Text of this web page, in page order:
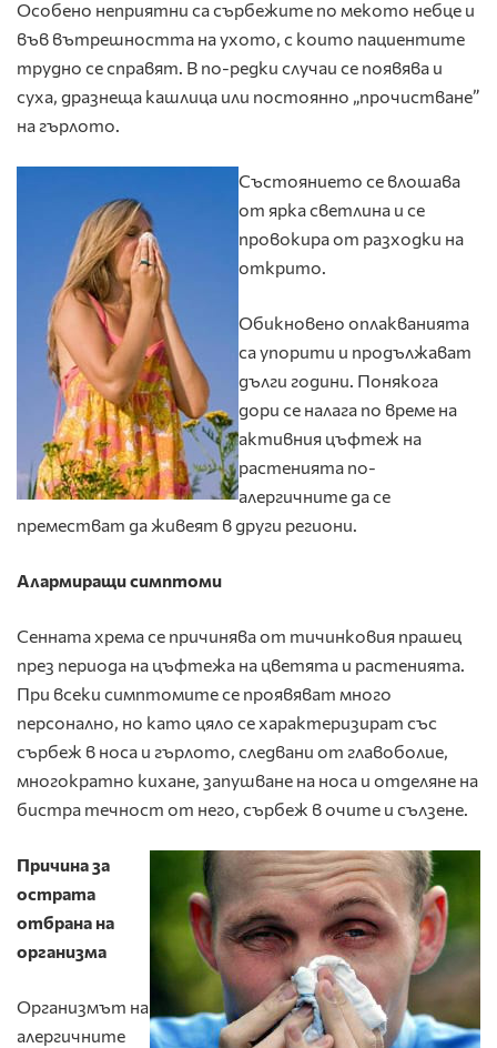
Особено неприятни са сърбежите по мекото небце и
във вътрешността на ухото, с които пациентите
трудно се справят. В по-редки случаи се появява и
суха, дразнеща кашлица или постоянно „прочистване”
на гърлото.
Състоянието се влошава
от ярка светлина и се
провокира от разходки на
открито.
Обикновено оплакванията
са упорити и продължават
дълги години. Понякога
дори се налага по време на
активния цъфтеж на
растенията по-
алергичните да се
преместват да живеят в други региони.
Алармиращисимптоми
Сенната хрема се причинява от тичинковия прашец
през периода на цъфтежа на цветята и растенията.
При всеки симптомите се проявяват много
персонално, но като цяло се характеризират със
сърбеж в носа и гърлото, следвани от главоболие,
многократно кихане, запушване на носа и отделяне на
бистра течност от него, сърбеж в очите и сълзене.
Причина за
острата
отбрана на
организма
Организмът на
алергичните